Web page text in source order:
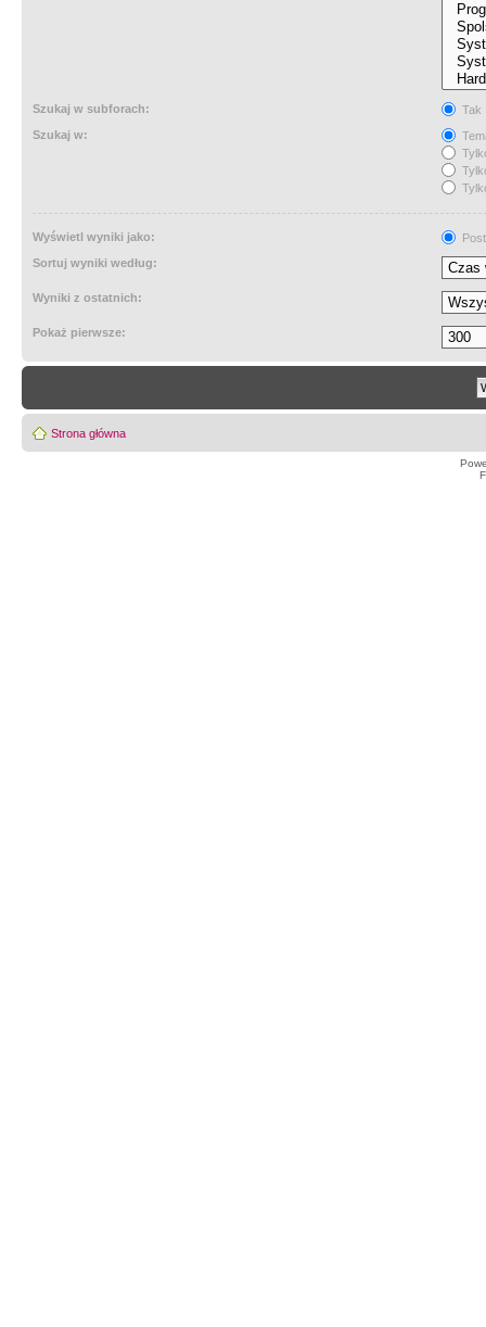
Szukaj w subforach:
Tak
Szukaj w:
Wyświetl wyniki jako:
Sortuj wyniki według:
Wyniki z ostatnich:
Pokaż pierwsze:
Strona główna